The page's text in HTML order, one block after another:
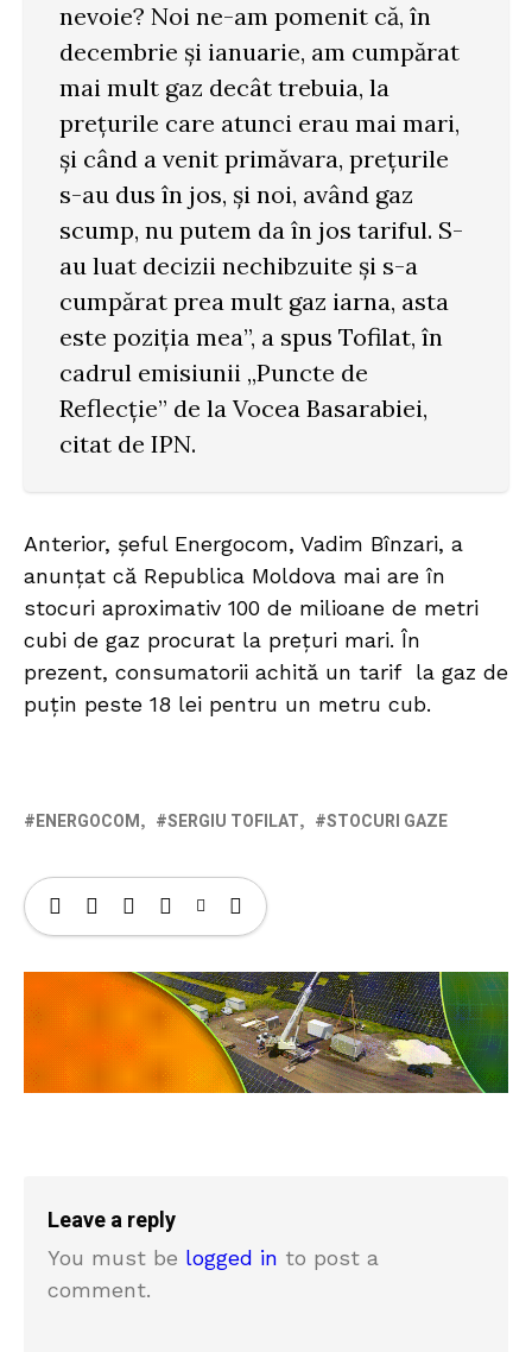
nevoie? Noi ne-am pomenit că, în
decembrie și ianuarie, am cumpărat
mai mult gaz decât trebuia, la
prețurile care atunci erau mai mari,
și când a venit primăvara, prețurile
s-au dus în jos, și noi, având gaz
scump, nu putem da în jos tariful. S-
au luat decizii nechibzuite și s-a
cumpărat prea mult gaz iarna, asta
este poziția mea”, a spus Tofilat, în
cadrul emisiunii „Puncte de
Reflecție” de la Vocea Basarabiei,
citat de IPN.
Anterior, șeful Energocom, Vadim Bînzari, a
anunțat că Republica Moldova mai are în
stocuri aproximativ 100 de milioane de metri
cubi de gaz procurat la prețuri mari. În
prezent, consumatorii achită un tarif la gaz de
puțin peste 18 lei pentru un metru cub.
ENERGOCOM SERGIU TOFILAT STOCURI GAZE
Leave a reply
You must be logged in to post a
comment.